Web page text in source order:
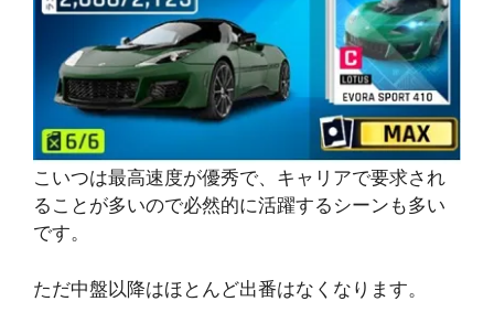
こいつは最高速度が優秀で、キャリアで要求され
ることが多いので必然的に活躍するシーンも多い
です。
ただ中盤以降はほとんど出番はなくなります。